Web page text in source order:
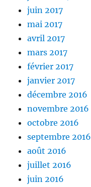
juin 2017
mai 2017
avril 2017
mars 2017
février 2017
janvier 2017
décembre 2016
novembre 2016
octobre 2016
septembre 2016
août 2016
juillet 2016
juin 2016